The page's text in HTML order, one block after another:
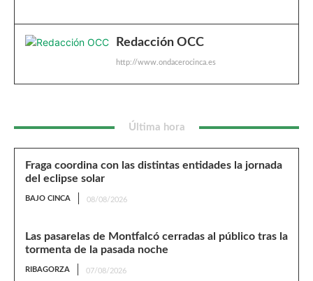
Redacción OCC
http://www.ondacerocinca.es
Última hora
Fraga coordina con las distintas entidades la jornada
del eclipse solar
BAJO CINCA 08/08/2026
Las pasarelas de Montfalcó cerradas al público tras la
tormenta de la pasada noche
RIBAGORZA 07/08/2026